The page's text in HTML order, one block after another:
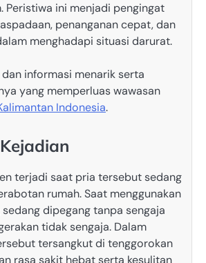
Peristiwa ini menjadi pengingat
penanganan cepat, dan
menghadapi situasi darurat.
informasi menarik serta
yang memperluas wawasan
Indonesia.
terjadi saat pria tersebut sedang
rumah. Saat menggunakan
dipegang tanpa sengaja
tidak sengaja. Dalam
tersangkut di tenggorokan
rasa sakit hebat serta kesulitan